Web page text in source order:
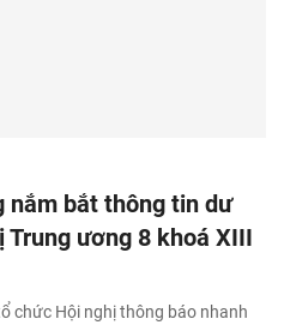
nắm bắt thông tin dư
Trung ương 8 khoá XIII
chức Hội nghị thông báo nhanh